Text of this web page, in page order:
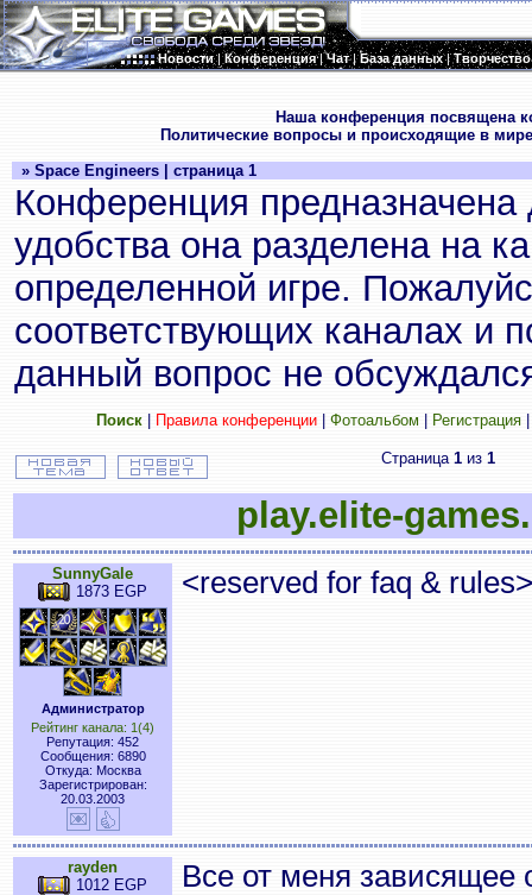
Новости|Конференция|Чат|База данных|Творчество
Наша конференция посвящена
Политические вопросы и происходящие в
» Space Engineers | страница 1
Конференция
удобства она разделена на
определенной игре.
соответствующих каналах и
данный вопрос не
Поиск| Правила конференции| Фотоальбом Регистрация
Страница 1из 1
play.elite-
SunnyGale
1873 EGP
Администратор
Рейтинг канала: 1(4)
Репутация: 452
Сообщения: 6890
Откуда: Москва
Зарегистрирован:
20.03.2003
<reserved for faq & rules>
rayden
1012 EGP
Все от меня зависящее